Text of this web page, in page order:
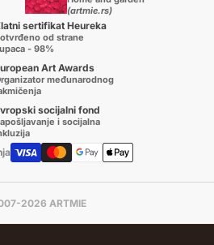
(artmie.rs)
sertifikat Heureka
od strane
- 98%
Art Awards
međunarodnog
socijalni fond
i socijalna
2026 ARTMIE